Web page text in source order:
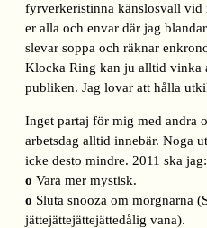
fyrverkeristinna känslosvall vid
er alla och envar där jag
slevar soppa och räknar
Klocka Ring kan ju alltid vinka
publiken. Jag lovar att hålla
Inget partaj för mig med andra
arbetsdag alltid innebär. Noga
icke desto mindre. 2011 ska jag:
o Vara mer mystisk.
o Sluta snooza om morgnarna
jättejättejättejättedålig vana).